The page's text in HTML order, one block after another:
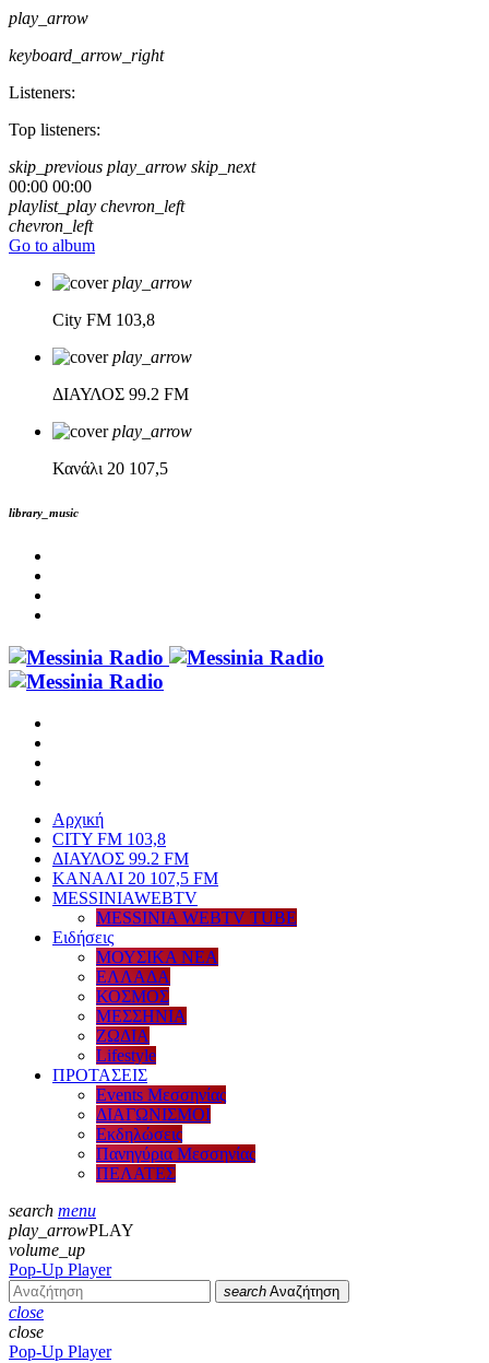
play_arrow
keyboard_arrow_right
Listeners:
Top listeners:
skip_previous play_arrow skip_next
00:00 00:00
playlist_play chevron_left
chevron_left
Go to album
play_arrow
City FM 103,8
play_arrow
ΔΙΑΥΛΟΣ 99.2 FM
play_arrow
Κανάλι 20 107,5
library_music
Αρχική
CITY FM 103,8
ΔΙΑΥΛΟΣ 99.2 FM
ΚΑΝΑΛΙ 20 107,5 FM
MESSINIAWEBTV
MESSINIA WEBTV TUBE
Eιδήσεις
ΜΟΥΣΙΚΑ ΝΕΑ
ΕΛΛΑΔΑ
ΚΟΣΜΟΣ
ΜΕΣΣΗΝΙΑ
ΖΩΔΙΑ
Lifestyle
ΠΡΟΤΑΣΕΙΣ
Events Μεσσηνίας
ΔΙΑΓΩΝΙΣΜΟΙ
Εκδηλώσεις
Πανηγύρια Μεσσηνίας
ΠΕΛΑΤΕΣ
search menu
play_arrowPLAY
volume_up
Pop-Up Player
search Αναζήτηση
close
close
Pop-Up Player